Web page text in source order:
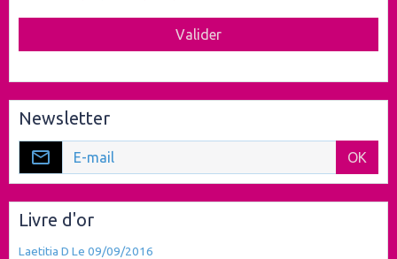
Valider
Newsletter
OK
Livre d'or
Laetitia D Le 09/09/2016